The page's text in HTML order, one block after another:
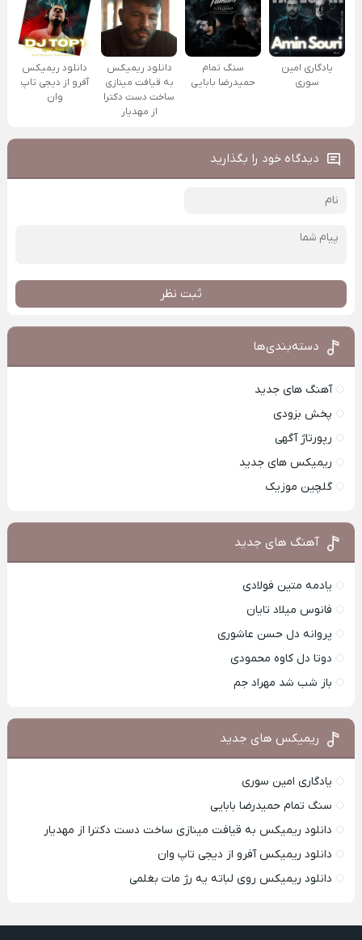
یادگاری امین
سوری
سنگ تمام
حمیدرضا بابایی
دانلود ریمیکس
به قیافت مینازی
ساخت دست دکترا
از مهدیار
دانلود ریمیکس
آفرو از ديجی تاپ
وان
دیدگاه خود را بگذارید
ثبت نظر
دسته‌بندی‌ها
آهنگ های جدید
پخش بزودی
رپورتاژ آگهی
ریمیکس های جدید
گلچین موزیک
آهنگ های جدید
یادمه متین فولادی
فانوس میلاد تایان
پروانه دل حسن عاشوری
دوتا دل کاوه محمودی
باز شب شد مهراد جم
ریمیکس های جدید
یادگاری امین سوری
سنگ تمام حمیدرضا بابایی
دانلود ریمیکس به قیافت مینازی ساخت دست دکترا از مهدیار
دانلود ریمیکس آفرو از ديجی تاپ وان
دانلود ریمیکس روی لباته یه رژ مات بغلمی